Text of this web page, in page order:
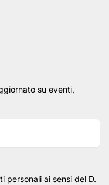
su eventi,
personali ai sensi del D.